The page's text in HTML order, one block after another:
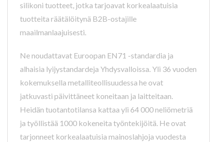
silikoni tuotteet, jotka tarjoavat korkealaatuisia
tuotteita räätälöitynä B2B-ostajille
maailmanlaajuisesti.
Ne noudattavat Euroopan EN71 -standardia ja
alhaisia lyijystandardeja Yhdysvalloissa. Yli 36 vuoden
kokemuksella metalliteollisuudessa he ovat
jatkuvasti päivittäneet koneitaan ja laitteitaan.
Heidän tuotantotilansa kattaa yli 64 000 neliömetriä
ja työllistää 1000 kokeneita työntekijöitä. He ovat
tarjonneet korkealaatuisia mainoslahjoja vuodesta